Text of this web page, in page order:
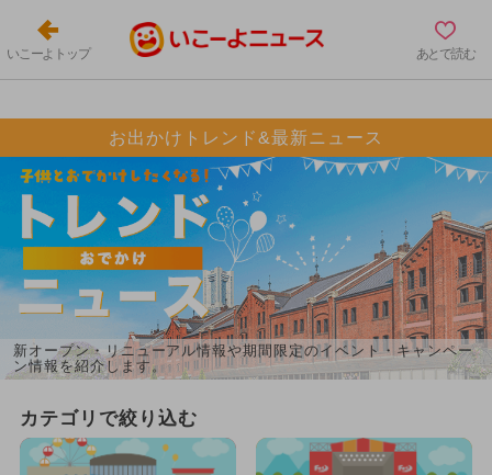
いこーよトップ あとで読む
お出かけトレンド&最新ニュース
新オープン・リニューアル情報や期間限定のイベント・キャンペー
ン情報を紹介します。
カテゴリで絞り込む